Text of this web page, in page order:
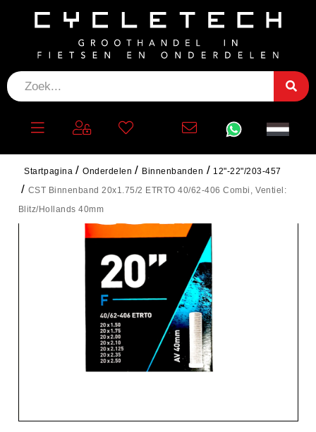
Startpagina Onderdelen Binnenbanden
12"-22"/203-457
CST Binnenband 20x1.75/2 ETRTO 40/62-406 Combi, Ventiel:
Blitz/Hollands 40mm